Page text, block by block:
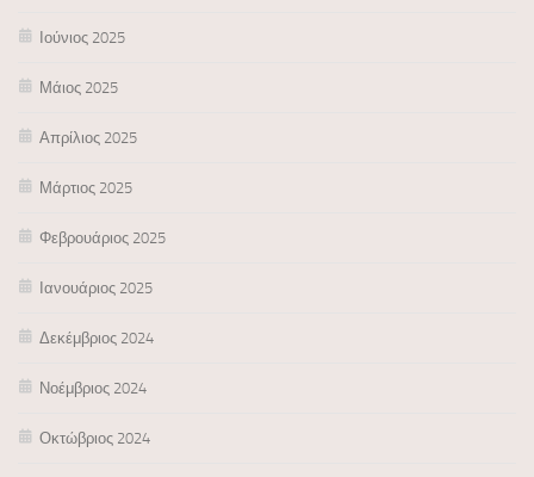
Ιούνιος 2025
Μάιος 2025
Απρίλιος 2025
Μάρτιος 2025
Φεβρουάριος 2025
Ιανουάριος 2025
Δεκέμβριος 2024
Νοέμβριος 2024
Οκτώβριος 2024